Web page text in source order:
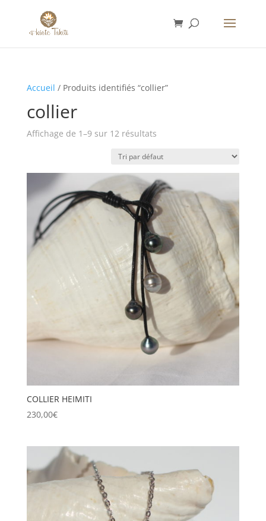
Accueil / Produits identifiés “collier”
collier
Affichage de 1–9 sur 12 résultats
COLLIER HEIMITI
230,00€